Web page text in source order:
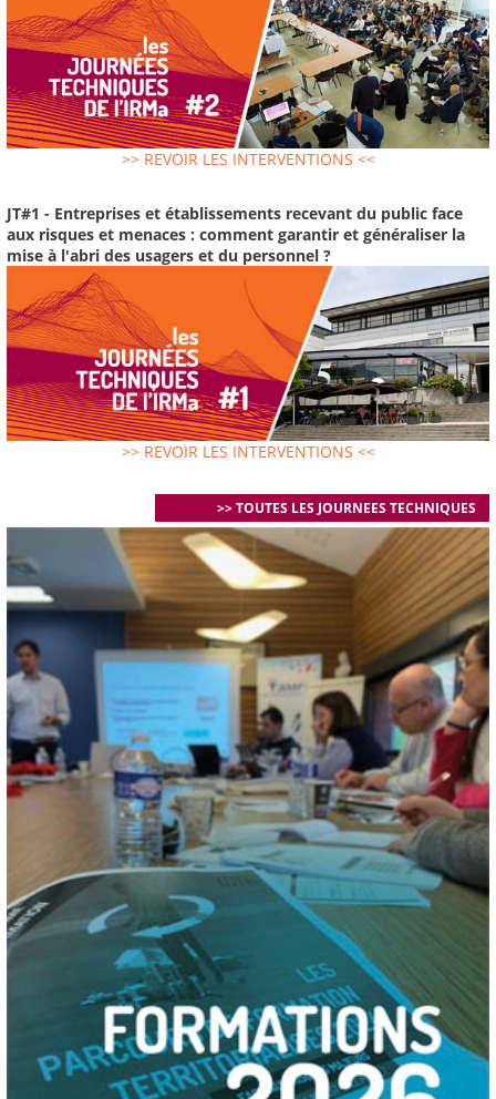
>> REVOIR LES INTERVENTIONS <<
JT#1 - Entreprises et établissements recevant du public face
aux risques et menaces : comment garantir et généraliser la
mise à l'abri des usagers et du personnel ?
>> REVOIR LES INTERVENTIONS <<
>> TOUTES LES JOURNEES TECHNIQUES